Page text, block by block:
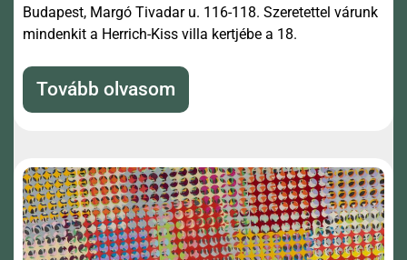
Budapest, Margó Tivadar u. 116-118. Szeretettel várunk
mindenkit a Herrich-Kiss villa kertjébe a 18.
Tovább olvasom